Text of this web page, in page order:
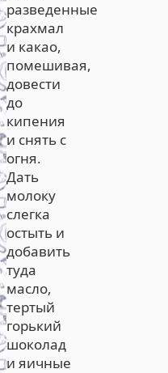
разведенные
крахмал
и какао,
помешивая,
довести
до
кипения
и снять с
огня.
Дать
молоку
слегка
остыть и
добавить
туда
масло,
тертый
горький
шоколад
и яичные